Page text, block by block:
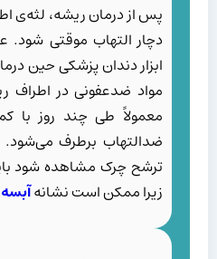
پس از درمان ریشه، لثه‌ی
دچار التهاب موقتی شود.
ابزار دندان پزشکی حین
مواد ضدعفونی در اطراف
معمولاً طی چند روز با
ضدالتهاب برطرف می‌شود.
ترشح چرک مشاهده شود
زیرا ممکن است نشانه